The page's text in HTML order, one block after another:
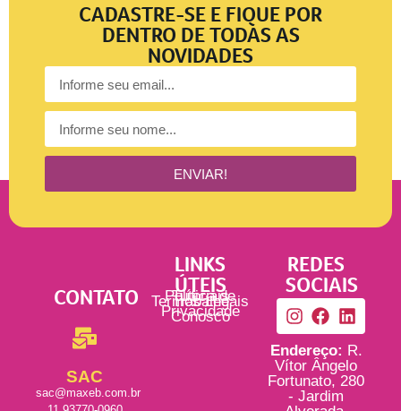
CADASTRE-SE E FIQUE POR
DENTRO DE TODAS AS
NOVIDADES
ENVIAR!
CONTATO
SAC
sac@maxeb.com.br
LINKS
ÚTEIS
Tutoriais
Política de
Privacidade
Termos Legais
Trabalhe
Conosco
REDES
SOCIAIS
Endereço: R.
Vítor Ângelo
Fortunato, 280
- Jardim